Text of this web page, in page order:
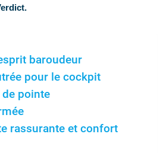
baroudeur
pour le cockpit
pointe
rassurante et confort